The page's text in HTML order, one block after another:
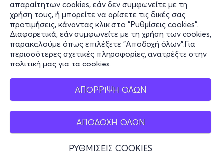
απαραίτητων cookies, εάν δεν συμφωνείτε με τη
χρήση τους, ή μπορείτε να ορίσετε τις δικές σας
προτιμήσεις, κάνοντας κλικ στο "Ρυθμίσεις cookies".
Διαφορετικά, εάν συμφωνείτε με τη χρήση των cookies,
παρακαλούμε όπως επιλέξετε "Αποδοχή όλων".Για
περισσότερες σχετικές πληροφορίες, ανατρέξτε στην
πολιτική μας για τα cookies.
ΑΠΟΡΡΙΨΗ ΟΛΩΝ
ΑΠΟΔΟΧΗ ΟΛΩΝ
ΡΥΘΜΙΣΕΙΣ COOKIES